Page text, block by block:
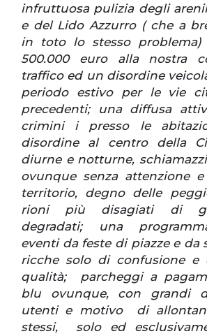
infruttuosa pulizia degli
e del Lido Azzurro ( che a
in toto lo stesso problema)
500.000 euro alla nostra
traffico ed un disordine
periodo estivo per le vie
precedenti; una diffusa
crimini i presso le
disordine al centro della
diurne e notturne,
ovunque senza attenzione
territorio, degno delle
rioni più disagiati di
degradati; una
eventi da feste di piazze e da
ricche solo di confusione e
qualità; parcheggi a
blu ovunque, con grandi
utenti e motivo di
stessi, solo ed